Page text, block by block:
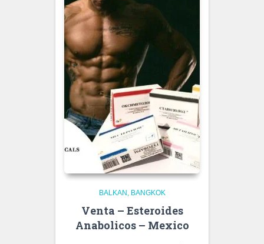
BALKAN BANGKOK
Venta – Esteroides
Anabolicos – Mexico